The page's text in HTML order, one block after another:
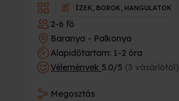
ÍZEK, BOROK, HANGULATOK
2-6 fő
Baranya - Palkonya
Alapidőtartam: 1-2 óra
Vélemények 5.0/5 (3 vásárlótól)
Megosztás